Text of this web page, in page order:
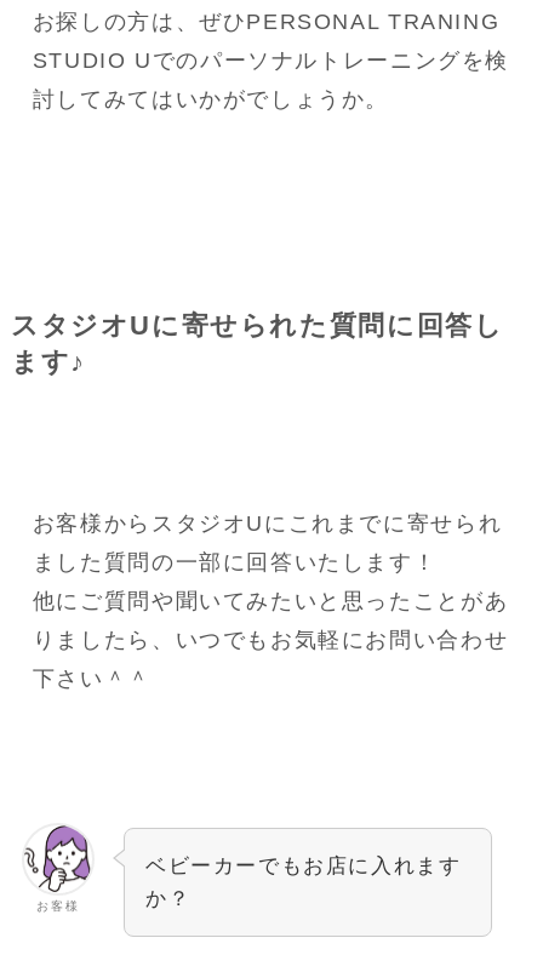
お探しの方は、ぜひPERSONAL TRANING
STUDIO Uでのパーソナルトレーニングを検
討してみてはいかがでしょうか。
スタジオUに寄せられた質問に回答し
ます♪
お客様からスタジオUにこれまでに寄せられ
ました質問の一部に回答いたします！
他にご質問や聞いてみたいと思ったことがあ
りましたら、いつでもお気軽にお問い合わせ
下さい＾＾
お客様
ベビーカーでもお店に入れます
か？